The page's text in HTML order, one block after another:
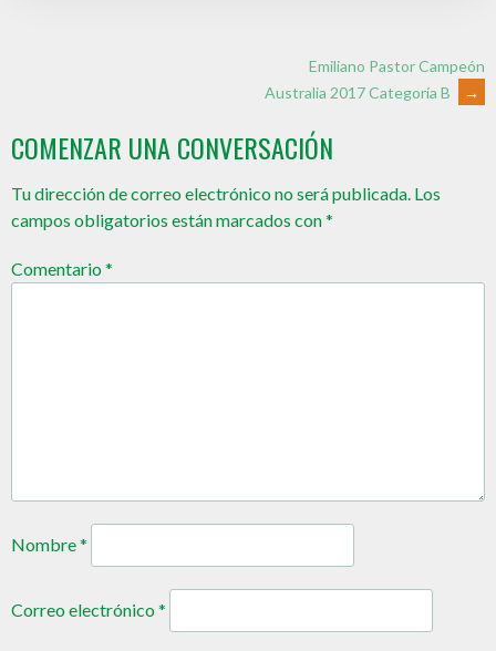
Emiliano Pastor Campeón
Australia 2017 Categoría B
→
COMENZAR UNA CONVERSACIÓN
Tu dirección de correo electrónico no será publicada. Los
campos obligatorios están marcados con*
Comentario*
Nombre*
Correo electrónico*